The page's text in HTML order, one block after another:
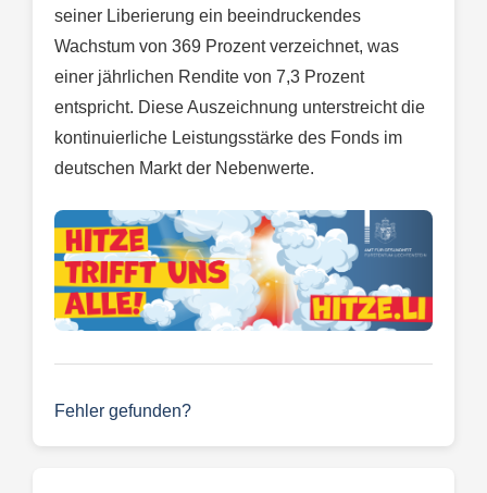
seiner Liberierung ein beeindruckendes
Wachstum von 369 Prozent verzeichnet, was
einer jährlichen Rendite von 7,3 Prozent
entspricht. Diese Auszeichnung unterstreicht die
kontinuierliche Leistungsstärke des Fonds im
deutschen Markt der Nebenwerte.
Fehler gefunden?